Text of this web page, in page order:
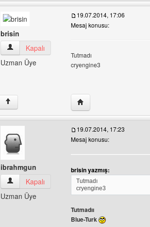
brisin
brisin Kullanıcının profilini görüntüle
Kapalı
Uzman Üye
19.07.2014, 17:06
Mesaj konusu:
Tutmadı
cryengine3
↑ Yazarın web sitesini
ibrahmgun
ibrahmgun Kullanıcının profilini görüntüle
Kapalı
Uzman Üye
19.07.2014, 17:23
Mesaj konusu:
brisin yazmış:
Tutmadı
cryengine3
Tutmadıı
Blue-Turk